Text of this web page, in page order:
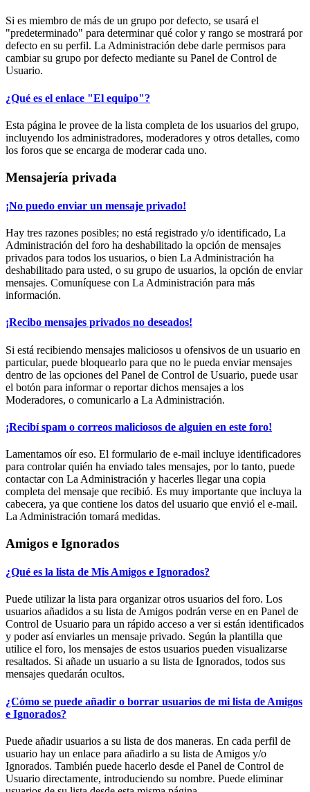
Si es miembro de más de un grupo por defecto, se usará el
"predeterminado" para determinar qué color y rango se mostrará por
defecto en su perfil. La Administración debe darle permisos para
cambiar su grupo por defecto mediante su Panel de Control de
Usuario.
¿Qué es el enlace "El equipo"?
Esta página le provee de la lista completa de los usuarios del grupo,
incluyendo los administradores, moderadores y otros detalles, como
los foros que se encarga de moderar cada uno.
Mensajería privada
¡No puedo enviar un mensaje privado!
Hay tres razones posibles; no está registrado y/o identificado, La
Administración del foro ha deshabilitado la opción de mensajes
privados para todos los usuarios, o bien La Administración ha
deshabilitado para usted, o su grupo de usuarios, la opción de enviar
mensajes. Comuníquese con La Administración para más
información.
¡Recibo mensajes privados no deseados!
Si está recibiendo mensajes maliciosos u ofensivos de un usuario en
particular, puede bloquearlo para que no le pueda enviar mensajes
dentro de las opciones del Panel de Control de Usuario, puede usar
el botón para informar o reportar dichos mensajes a los
Moderadores, o comunicarlo a La Administración.
¡Recibí spam o correos maliciosos de alguien en este foro!
Lamentamos oír eso. El formulario de e-mail incluye identificadores
para controlar quién ha enviado tales mensajes, por lo tanto, puede
contactar con La Administración y hacerles llegar una copia
completa del mensaje que recibió. Es muy importante que incluya la
cabecera, ya que contiene los datos del usuario que envió el e-mail.
La Administración tomará medidas.
Amigos e Ignorados
¿Qué es la lista de Mis Amigos e Ignorados?
Puede utilizar la lista para organizar otros usuarios del foro. Los
usuarios añadidos a su lista de Amigos podrán verse en en Panel de
Control de Usuario para un rápido acceso a ver si están identificados
y poder así enviarles un mensaje privado. Según la plantilla que
utilice el foro, los mensajes de estos usuarios pueden visualizarse
resaltados. Si añade un usuario a su lista de Ignorados, todos sus
mensajes quedarán ocultos.
¿Cómo se puede añadir o borrar usuarios de mi lista de Amigos
e Ignorados?
Puede añadir usuarios a su lista de dos maneras. En cada perfil de
usuario hay un enlace para añadirlo a su lista de Amigos y/o
Ignorados. También puede hacerlo desde el Panel de Control de
Usuario directamente, introduciendo su nombre. Puede eliminar